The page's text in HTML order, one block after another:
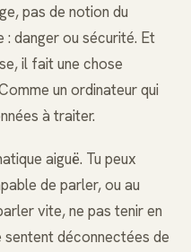
pas de notion du
: danger ou sécurité. Et
il fait une chose
un ordinateur qui
à traiter.
aiguë. Tu peux
de parler, ou au
vite, ne pas tenir en
déconnectées de